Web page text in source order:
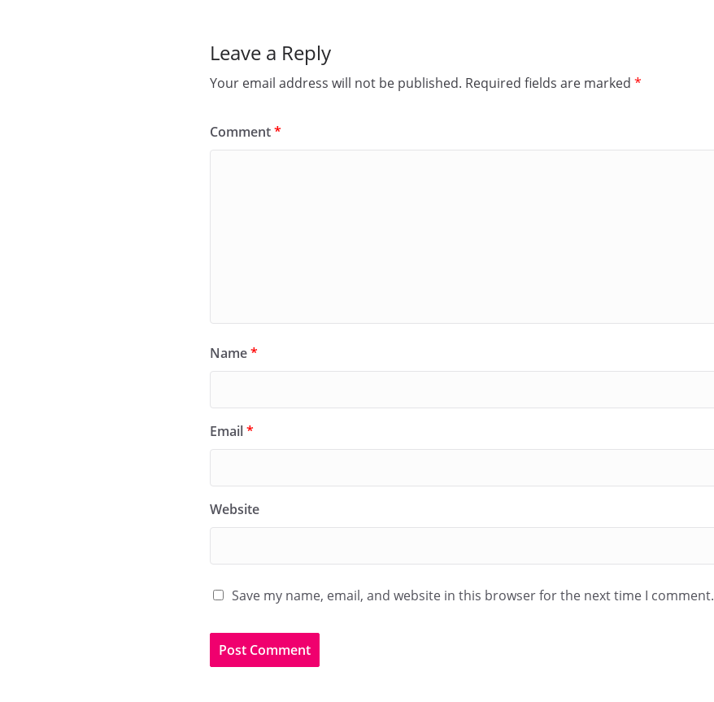
Leave a Reply
Your email address will not be published. Required fields are marked *
Comment*
Name*
Email*
Website
Save my name, email, and website in this browser for the next time I comment.